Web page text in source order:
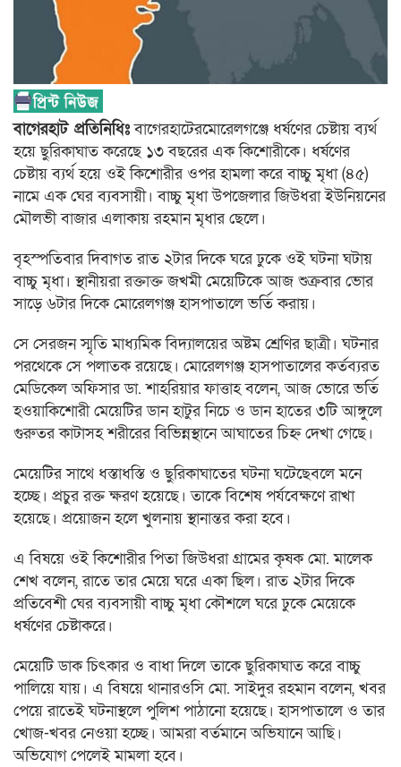
বাগেরহাট প্রতিনিধিঃবাগেরহাটেরমোরেলগঞ্জে ধর্ষণের চেষ্টায় ব্যর্থ
হয়ে ছুরিকাঘাত করেছে ১৩ বছরের এক কিশোরীকে। ধর্ষণের
চেষ্টায় ব্যর্থ হয়ে ওই কিশোরীর ওপর হামলা করে বাচ্চু মৃধা (৪৫)
নামে এক ঘের ব্যবসায়ী। বাচ্চু মৃধা উপজেলার জিউধরা ইউনিয়নের
মৌলভী বাজার এলাকায় রহমান মৃধার ছেলে।
বৃহস্পতিবার দিবাগত রাত ২টার দিকে ঘরে ঢুকে ওই ঘটনা ঘটায়
বাচ্চু মৃধা। স্থানীয়রা রক্তাক্ত জখমী মেয়েটিকে আজ শুক্রবার ভোর
সাড়ে ৬টার দিকে মোরেলগঞ্জ হাসপাতালে ভর্তি করায়।
সে সেরজন স্মৃতি মাধ্যমিক বিদ্যালয়ের অষ্টম শ্রেণির ছাত্রী। ঘটনার
পরথেকে সে পলাতক রয়েছে। মোরেলগঞ্জ হাসপাতালের কর্তব্যরত
মেডিকেল অফিসার ডা. শাহরিয়ার ফাত্তাহ বলেন, আজ ভোরে ভর্তি
হওয়াকিশোরী মেয়েটির ডান হাটুর নিচে ও ডান হাতের ৩টি আঙ্গুলে
গুরুতর কাটাসহ শরীরের বিভিন্নস্থানে আঘাতের চিহ্ন দেখা গেছে।
মেয়েটির সাথে ধস্তাধস্তি ও ছুরিকাঘাতের ঘটনা ঘটেছেবলে মনে
হচ্ছে। প্রচুর রক্ত ক্ষরণ হয়েছে। তাকে বিশেষ পর্যবেক্ষণে রাখা
হয়েছে। প্রয়োজন হলে খুলনায় স্থানান্তর করা হবে।
এ বিষয়ে ওই কিশোরীর পিতা জিউধরা গ্রামের কৃষক মো. মালেক
শেখ বলেন, রাতে তার মেয়ে ঘরে একা ছিল। রাত ২টার দিকে
প্রতিবেশী ঘের ব্যবসায়ী বাচ্চু মৃধা কৌশলে ঘরে ঢুকে মেয়েকে
ধর্ষণের চেষ্টাকরে।
মেয়েটি ডাক চিৎকার ও বাধা দিলে তাকে ছুরিকাঘাত করে বাচ্চু
পালিয়ে যায়। এ বিষয়ে থানারওসি মো. সাইদুর রহমান বলেন, খবর
পেয়ে রাতেই ঘটনাস্থলে পুলিশ পাঠানো হয়েছে। হাসপাতালে ও তার
খোজ-খবর নেওয়া হচ্ছে। আমরা বর্তমানে অভিযানে আছি।
অভিযোগ পেলেই মামলা হবে।